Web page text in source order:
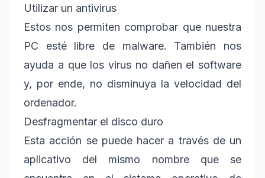
Utilizar un antivirus
Estos nos permiten comprobar que nuestra
PC esté libre de malware. También nos
ayuda a que los virus no dañen el software
y, por ende, no disminuya la velocidad del
ordenador.
Desfragmentar el disco duro
Esta acción se puede hacer a través de un
aplicativo del mismo nombre que se